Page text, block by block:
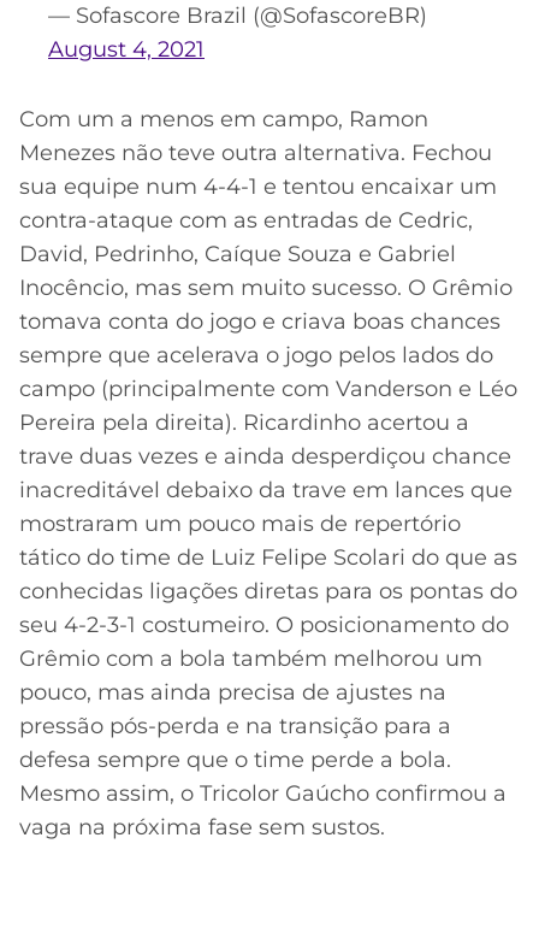
— Sofascore Brazil (@SofascoreBR)
August 4, 2021
Com um a menos em campo, Ramon
Menezes não teve outra alternativa. Fechou
sua equipe num 4-4-1 e tentou encaixar um
contra-ataque com as entradas de Cedric,
David, Pedrinho, Caíque Souza e Gabriel
Inocêncio, mas sem muito sucesso. O Grêmio
tomava conta do jogo e criava boas chances
sempre que acelerava o jogo pelos lados do
campo (principalmente com Vanderson e Léo
Pereira pela direita). Ricardinho acertou a
trave duas vezes e ainda desperdiçou chance
inacreditável debaixo da trave em lances que
mostraram um pouco mais de repertório
tático do time de Luiz Felipe Scolari do que as
conhecidas ligações diretas para os pontas do
seu 4-2-3-1 costumeiro. O posicionamento do
Grêmio com a bola também melhorou um
pouco, mas ainda precisa de ajustes na
pressão pós-perda e na transição para a
defesa sempre que o time perde a bola.
Mesmo assim, o Tricolor Gaúcho confirmou a
vaga na próxima fase sem sustos.